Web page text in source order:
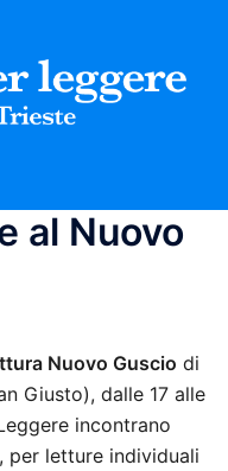
Nascondi
al Nuovo
Nuovo Guscio di
Giusto), dalle 17 alle
incontrano
, per letture individuali